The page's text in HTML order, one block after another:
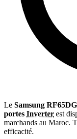
Le Samsung
portes Inverter est
marchands au Maroc.
efficacité.